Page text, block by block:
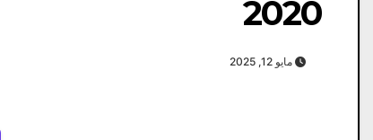
2020
مايو 12, 2025